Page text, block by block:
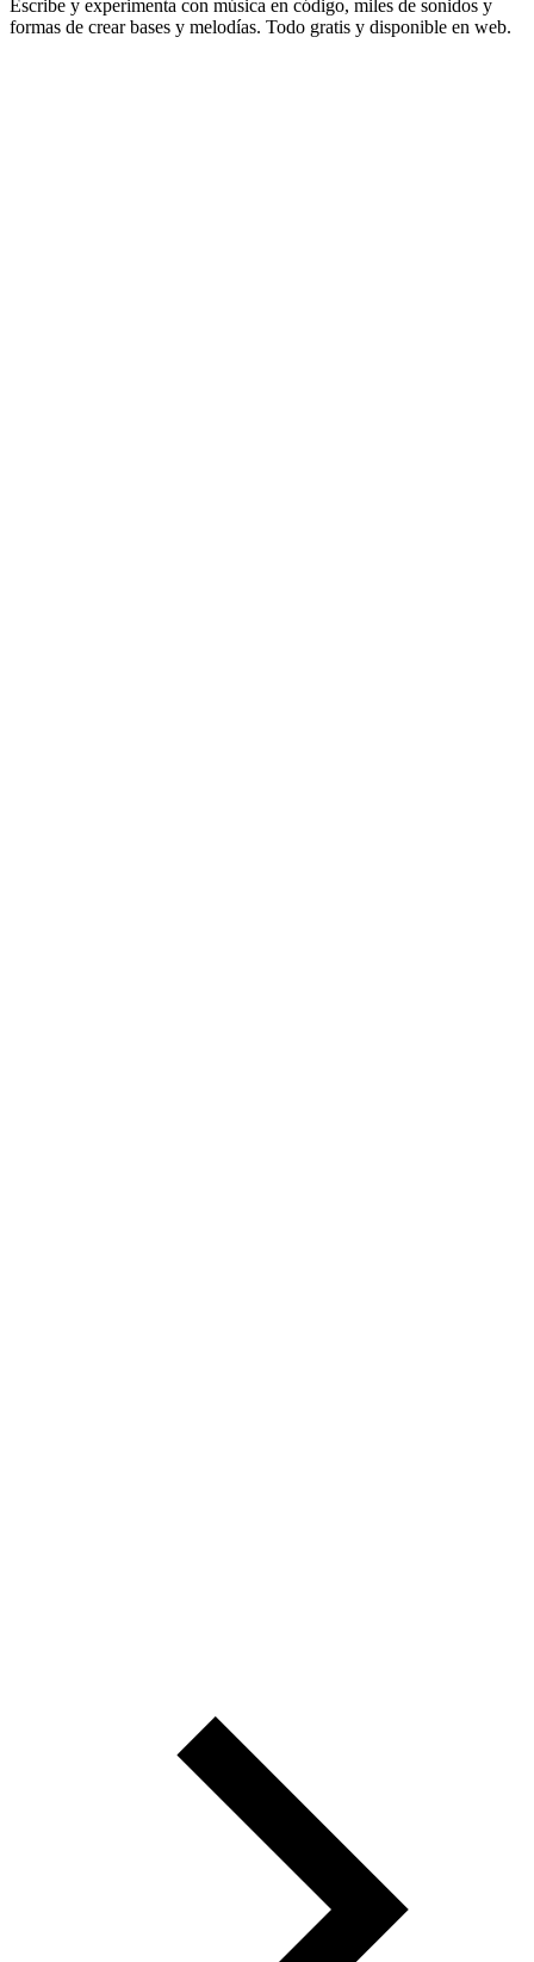
Escribe y experimenta con música en código, miles de sonidos y
formas de crear bases y melodías. Todo gratis y disponible en web.